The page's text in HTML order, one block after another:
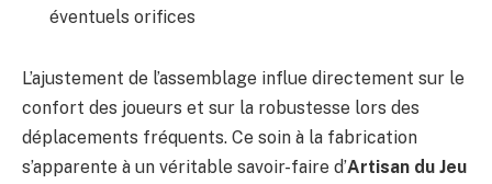
éventuels orifices
L’ajustement de l’assemblage influe directement sur le
confort des joueurs et sur la robustesse lors des
déplacements fréquents. Ce soin à la fabrication
s’apparente à un véritable savoir-faire d’Artisan du Jeu